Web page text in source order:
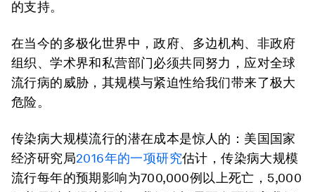
的支持。
在当今的多极化世界中，政府、多边机构、非政府
组织、学术界和私营部门必须共同努力，应对全球
流行病的威胁，其规模与紧迫性给我们带来了极大
危险。
传染病大规模流行的潜在成本是惊人的：美国国家
经济研究局2016年的一项研究估计，传染病大规模
流行每年的预期影响为700,000例以上死亡，5,000